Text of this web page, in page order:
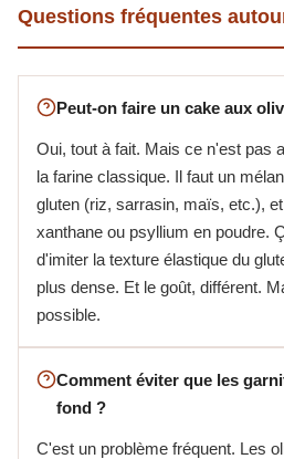
Questions fréquentes
Peut-on faire un cake aux
Oui, tout à fait. Mais ce n'est pas
la farine classique. Il faut un
gluten (riz, sarrasin, maïs, etc.),
xanthane ou psyllium en poudre.
d'imiter la texture élastique du
plus dense. Et le goût, différent.
possible.
Comment éviter que les
fond ?
C'est un problème fréquent. Les